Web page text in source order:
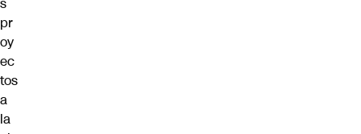
pr
oy
ec
tos
a
la